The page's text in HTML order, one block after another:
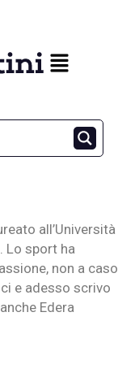
all’Università
Lo sport ha
non a caso
e adesso scrivo
Edera